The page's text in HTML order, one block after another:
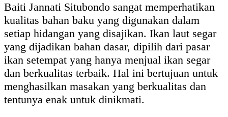
Baiti Jannati Situbondo sangat memperhatikan
kualitas bahan baku yang digunakan dalam
setiap hidangan yang disajikan. Ikan laut segar
yang dijadikan bahan dasar, dipilih dari pasar
ikan setempat yang hanya menjual ikan segar
dan berkualitas terbaik. Hal ini bertujuan untuk
menghasilkan masakan yang berkualitas dan
tentunya enak untuk dinikmati.